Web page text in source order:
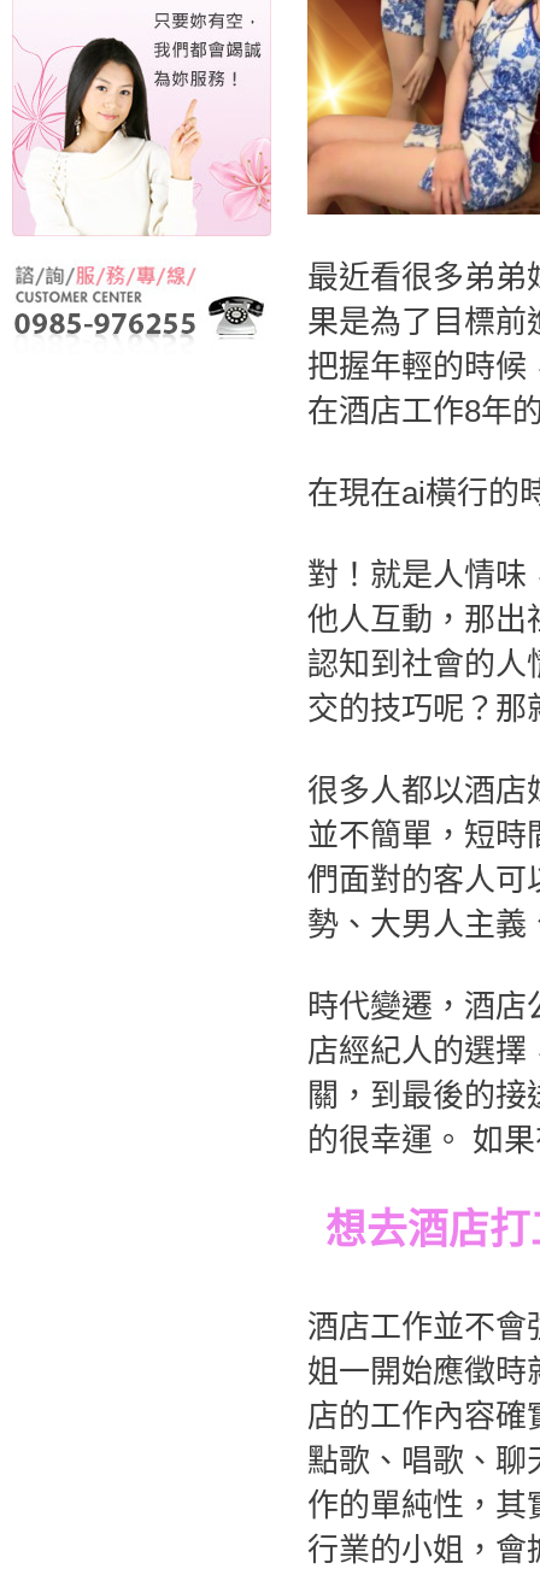
最近看很多弟弟
果是為了目標前
把握年輕的時候
在酒店工作8年
在現在ai橫行的
對！就是人情味
他人互動，那出
認知到社會的人
交的技巧呢？那
很多人都以酒店
並不簡單，短時
們面對的客人可
勢、大男人主義
時代變遷，酒
店經紀人的選擇
關，到最後的
的很幸運。 如
想去酒店
酒店工作並不會
姐一開始應徵時
店的工作內容
點歌、唱歌、聊
作的單純性，其
行業的小姐，會